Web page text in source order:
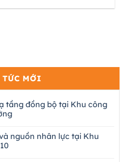
MỚI
tầng đồng bộ tại Khu công
nguồn nhân lực tại Khu